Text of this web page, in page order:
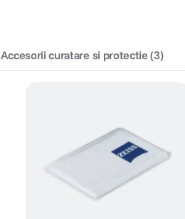
Accesorii curatare si protectie (3)